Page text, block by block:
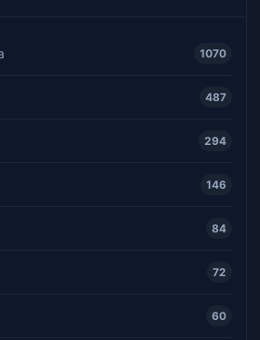
1070
487
294
146
84
72
60